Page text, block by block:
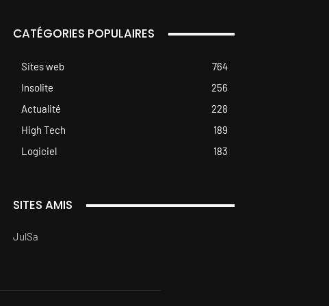
CATÉGORIES POPULAIRES
Sites web
764
Insolite
256
Actualité
228
High Tech
189
Logiciel
183
SITES AMIS
JulSa